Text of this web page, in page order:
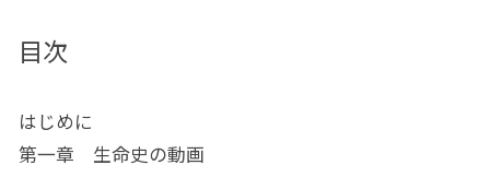
目次
はじめに
第一章 生命史の動画